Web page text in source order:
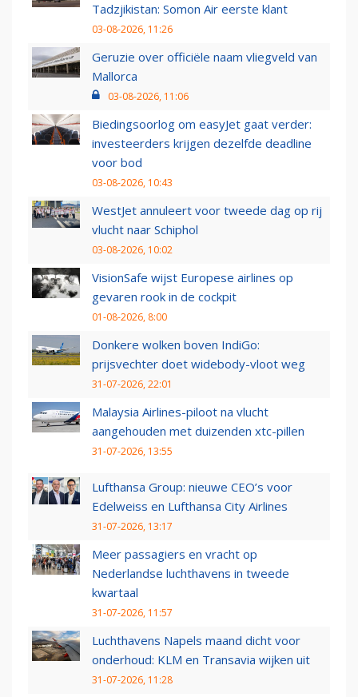
Tadzjikistan: Somon Air eerste klant
03-08-2026, 11:26
Geruzie over officiële naam vliegveld van
Mallorca
03-08-2026, 11:06
Biedingsoorlog om easyJet gaat verder:
investeerders krijgen dezelfde deadline
voor bod
03-08-2026, 10:43
WestJet annuleert voor tweede dag op rij
vlucht naar Schiphol
03-08-2026, 10:02
VisionSafe wijst Europese airlines op
gevaren rook in de cockpit
01-08-2026, 8:00
Donkere wolken boven IndiGo:
prijsvechter doet widebody-vloot weg
31-07-2026, 22:01
Malaysia Airlines-piloot na vlucht
aangehouden met duizenden xtc-pillen
31-07-2026, 13:55
Lufthansa Group: nieuwe CEO’s voor
Edelweiss en Lufthansa City Airlines
31-07-2026, 13:17
Meer passagiers en vracht op
Nederlandse luchthavens in tweede
kwartaal
31-07-2026, 11:57
Luchthavens Napels maand dicht voor
onderhoud: KLM en Transavia wijken uit
31-07-2026, 11:28